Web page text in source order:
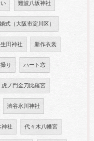
難波八坂神社
式（大阪市淀川区）
生田神社 新作衣裳
り ハート窓
虎ノ門金刀比羅宮
渋谷氷川神社
神社 代々木八幡宮